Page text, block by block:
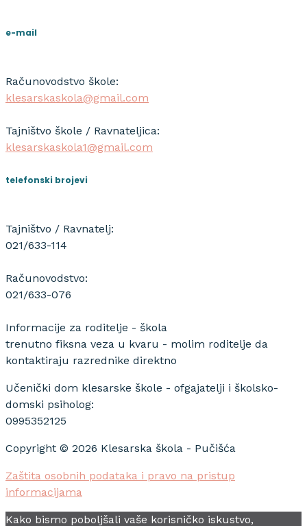
e-mail
Računovodstvo škole:
klesarskaskola@gmail.com
Tajništvo škole / Ravnateljica:
klesarskaskola1@gmail.com
telefonski brojevi
Tajništvo / Ravnatelj:
021/633-114
Računovodstvo:
021/633-076
Informacije za roditelje - škola
trenutno fiksna veza u kvaru - molim roditelje da
kontaktiraju razrednike direktno
Učenički dom klesarske škole - ofgajatelji i školsko-
domski psiholog:
0995352125
Copyright © 2026 Klesarska škola - Pučišća
Zaštita osobnih podataka i pravo na pristup
informacijama
Kako bismo poboljšali vaše korisničko iskustvo,